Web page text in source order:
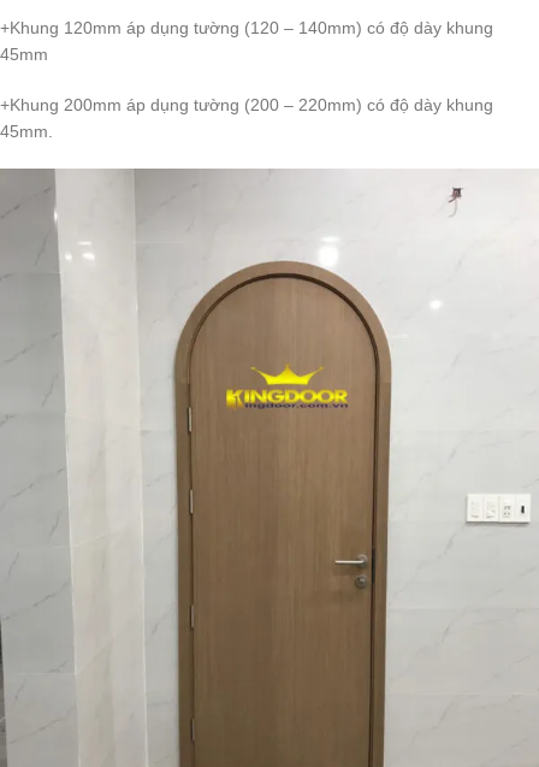
+Khung 120mm áp dụng tường (120 – 140mm) có độ dày khung
45mm
+Khung 200mm áp dụng tường (200 – 220mm) có độ dày khung
45mm.